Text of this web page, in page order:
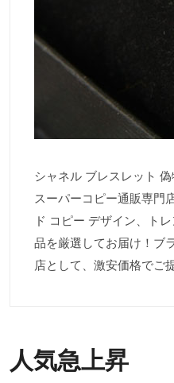
シャネル ブレスレット
スーパーコピー通販専門
ド コピー デザイン、ト
品を厳選してお届け！ブ
店として、激安価格でご提
人気急上昇